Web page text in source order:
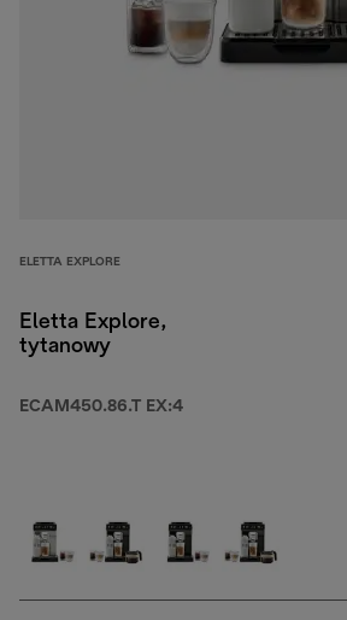
ELETTA EXPLORE
Eletta Explore,
tytanowy
ECAM450.86.T EX:4